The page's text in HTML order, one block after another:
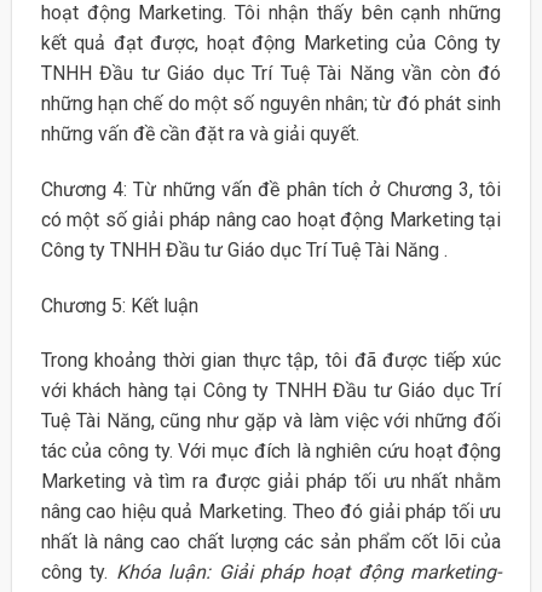
hoạt động Marketing. Tôi nhận thấy bên cạnh những
kết quả đạt được, hoạt động Marketing của Công ty
TNHH Đầu tư Giáo dục Trí Tuệ Tài Năng vần còn đó
những hạn chế do một số nguyên nhân; từ đó phát sinh
những vấn đề cần đặt ra và giải quyết.
Chương 4: Từ những vấn đề phân tích ở Chương 3, tôi
có một số giải pháp nâng cao hoạt động Marketing tại
Công ty TNHH Đầu tư Giáo dục Trí Tuệ Tài Năng .
Chương 5: Kết luận
Trong khoảng thời gian thực tập, tôi đã được tiếp xúc
với khách hàng tại Công ty TNHH Đầu tư Giáo dục Trí
Tuệ Tài Năng, cũng như gặp và làm việc với những đối
tác của công ty. Với mục đích là nghiên cứu hoạt động
Marketing và tìm ra được giải pháp tối ưu nhất nhằm
nâng cao hiệu quả Marketing. Theo đó giải pháp tối ưu
nhất là nâng cao chất lượng các sản phẩm cốt lõi của
công ty. Khóa luận: Giải pháp hoạt động marketing-